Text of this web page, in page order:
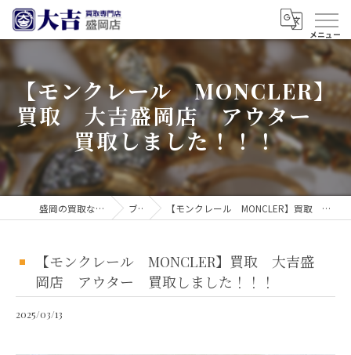
【モンクレール MONCLER】
買取 大吉盛岡店 アウター
買取しました！！！
盛岡の買取なら買取大吉 盛岡店 ブログ 【モンクレール MONCLER】買取 大吉盛岡店 アウター 買取しました！！！
【モンクレール MONCLER】買取 大吉盛
岡店 アウター 買取しました！！！
2025/03/13